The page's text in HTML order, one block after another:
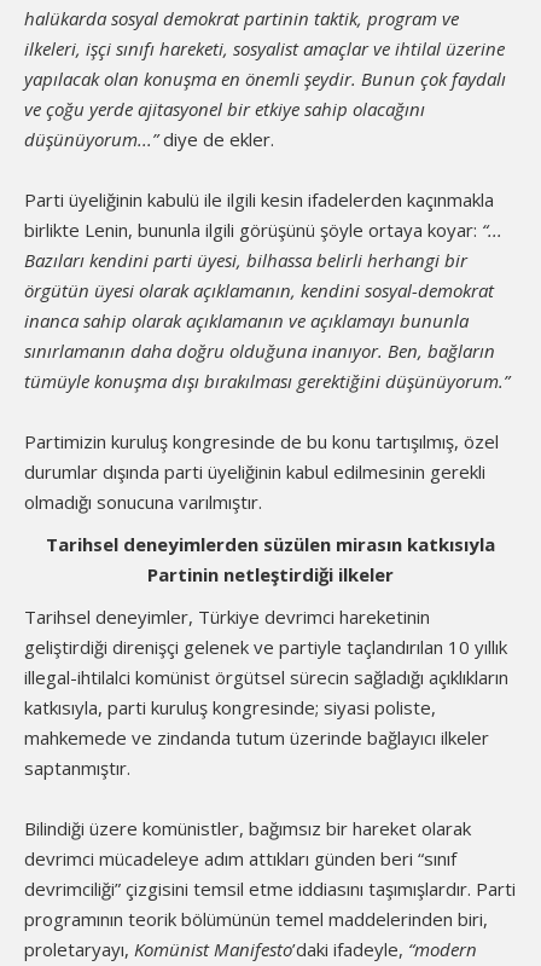
halükarda sosyal demokrat partinin taktik, program ve
ilkeleri, işçi sınıfı hareketi, sosyalist amaçlar ve ihtilal üzerine
yapılacak olan konuşma en önemli şeydir. Bunun çok faydalı
ve çoğu yerde ajitasyonel bir etkiye sahip olacağını
düşünüyorum...”diye de ekler.
Parti üyeliğinin kabulü ile ilgili kesin ifadelerden kaçınmakla
birlikte Lenin, bununla ilgili görüşünü şöyle ortaya koyar: “...
Bazıları kendini parti üyesi, bilhassa belirli herhangi bir
örgütün üyesi olarak açıklamanın, kendini sosyal-demokrat
inanca sahip olarak açıklamanın ve açıklamayı bununla
sınırlamanın daha doğru olduğuna inanıyor. Ben, bağların
tümüyle konuşma dışı bırakılması gerektiğini düşünüyorum.”
Partimizin kuruluş kongresinde de bu konu tartışılmış, özel
durumlar dışında parti üyeliğinin kabul edilmesinin gerekli
olmadığı sonucuna varılmıştır.
Tarihsel deneyimlerden süzülen mirasın katkısıyla
Partinin netleştirdiği ilkeler
Tarihsel deneyimler, Türkiye devrimci hareketinin
geliştirdiği direnişçi gelenek ve partiyle taçlandırılan 10 yıllık
illegal-ihtilalci komünist örgütsel sürecin sağladığı açıklıkların
katkısıyla, parti kuruluş kongresinde; siyasi poliste,
mahkemede ve zindanda tutum üzerinde bağlayıcı ilkeler
saptanmıştır.
Bilindiği üzere komünistler, bağımsız bir hareket olarak
devrimci mücadeleye adım attıkları günden beri “sınıf
devrimciliği” çizgisini temsil etme iddiasını taşımışlardır. Parti
programının teorik bölümünün temel maddelerinden biri,
proletaryayı, Komünist Manifesto’daki ifadeyle, “modern